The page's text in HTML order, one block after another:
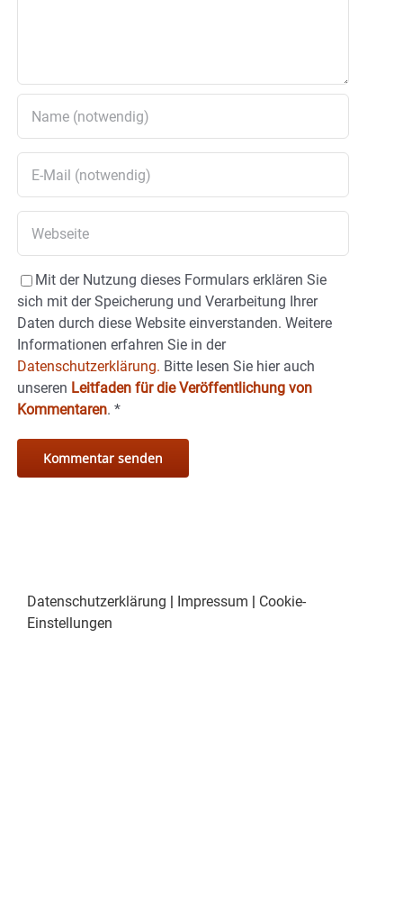
Mit der Nutzung dieses Formulars erklären Sie
sich mit der Speicherung und Verarbeitung Ihrer
Daten durch diese Website einverstanden. Weitere
Informationen erfahren Sie in der
Datenschutzerklärung. Bitte lesen Sie hier auch
unseren Leitfaden für die Veröffentlichung von
Kommentaren. *
Datenschutzerklärung | Impressum | Cookie-
Einstellungen